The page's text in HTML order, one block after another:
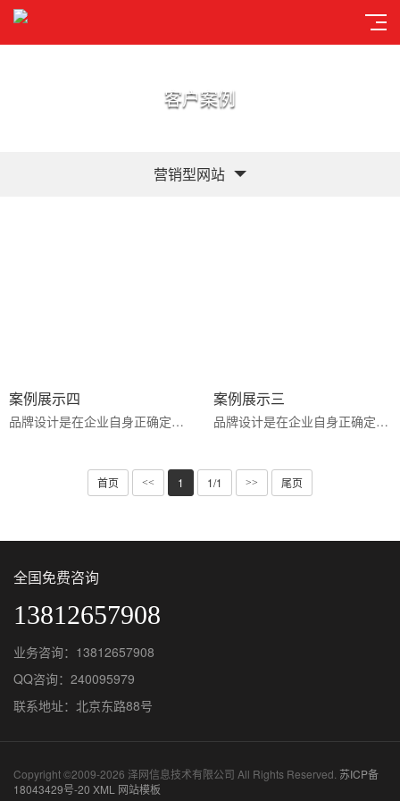
客户案例
营销型网站
案例展示四
品牌设计是在企业自身正确定位的基础之上，基于正确品牌定义下的视觉沟通，它是一个协助企业发展的形象实体···
案例展示三
品牌设计是在企业自身正确定位的基础之上，基于正确品牌定义下的视觉沟通，它是一个协助企业发展的形象实体···
首页 << 1 1/1 >> 尾页
全国免费咨询
13812657908
业务咨询：13812657908
QQ咨询：240095979
联系地址：北京东路88号
Copyright ©2009-2026 泽网信息技术有限公司 All Rights Reserved. 苏ICP备
18043429号-20 XML 网站模板